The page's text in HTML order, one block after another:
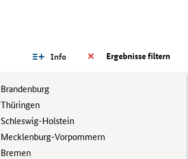
Ergebnisse filtern
Info
Brandenburg
Thüringen
Schleswig-Holstein
Mecklenburg-Vorpommern
Bremen